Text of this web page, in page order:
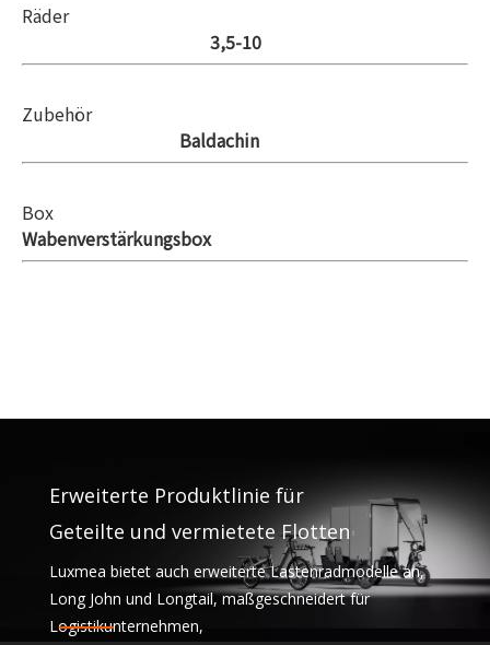
Räder
3,5-10
Zubehör
Baldachin
Box
Wabenverstärkungsbox
Erweiterte Produktlinie für
Geteilte und vermietete Flotten
Luxmea bietet auch erweiterte Lastenradmodelle an,
Long John und Longtail, maßgeschneidert für
Logistikunternehmen,